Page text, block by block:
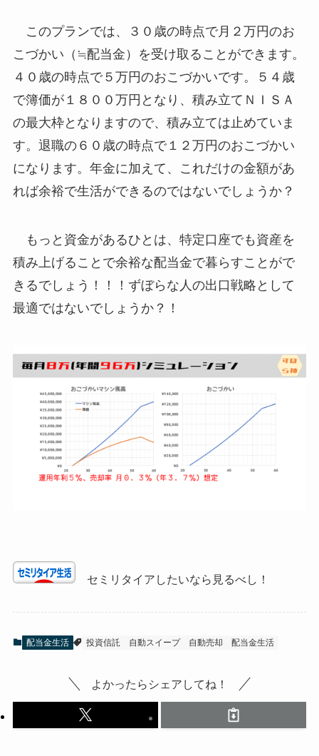
このプランでは、３０歳の時点で月２万円のお
こづかい（≒配当金）を受け取ることができます。
４０歳の時点で５万円のおこづかいです。５４歳
で簿価が１８００万円となり、積み立てＮＩＳＡ
の最大枠となりますので、積み立ては止めていま
す。退職の６０歳の時点で１２万円のおこづかい
になります。年金に加えて、これだけの金額があ
れば余裕で生活ができるのではないでしょうか？
もっと資金があるひとは、特定口座でも資産を
積み上げることで余裕な配当金で暮らすことがで
きるでしょう！！！ ずぼらな人の出口戦略として
最適ではないでしょうか？！
セミリタイアしたいなら見るべし！
配当金生活 投資信託 自動スイープ 自動売却 配当金生活
よかったらシェアしてね！